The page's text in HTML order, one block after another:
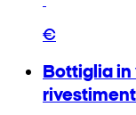
€
Bottiglia in